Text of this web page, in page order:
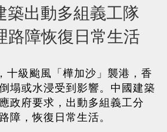
築出動多組義工隊
路障恢復日常生活
十級颱風「樺加沙」襲港，香
塌或水浸受到影響。中國建築
政府要求，出動多組義工分
障，恢復日常生活。